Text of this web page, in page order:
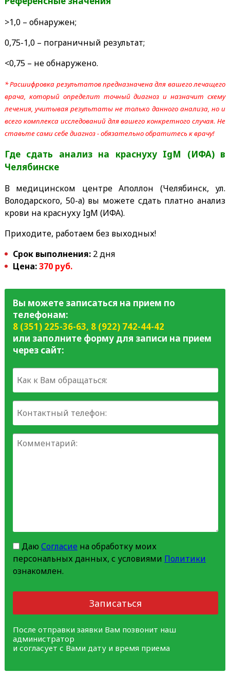
>1,0 – обнаружен;
0,75-1,0 – пограничный результат;
<0,75 – не обнаружено.
* Расшифровка результатов предназначена для вашего лечащего
врача, который определит точный диагноз и назначит схему
лечения, учитывая результаты не только данного анализа, но и
всего комплекса исследований для вашего конкретного случая. Не
ставьте сами себе диагноз - обязательно обратитесь к врачу!
Где сдать анализ на краснуху IgM (ИФА) в
Челябинске
В медицинском центре Аполлон (Челябинск, ул.
Володарского, 50-а) вы можете сдать платно анализ
крови на краснуху IgM (ИФА).
Приходите, работаем без выходных!
Срок выполнения:2 дня
Цена:370 руб.
Вы можете записаться на прием по
телефонам:
8 (351) 225-36-63, 8 (922) 742-44-42
или заполните форму для записи на прием
через сайт:
Даю Согласиена обработку моих
персональных данных, с условиями Политики
ознакомлен.
Записаться
После отправки заявки Вам позвонит наш
администратор
и согласует с Вами дату и время приема